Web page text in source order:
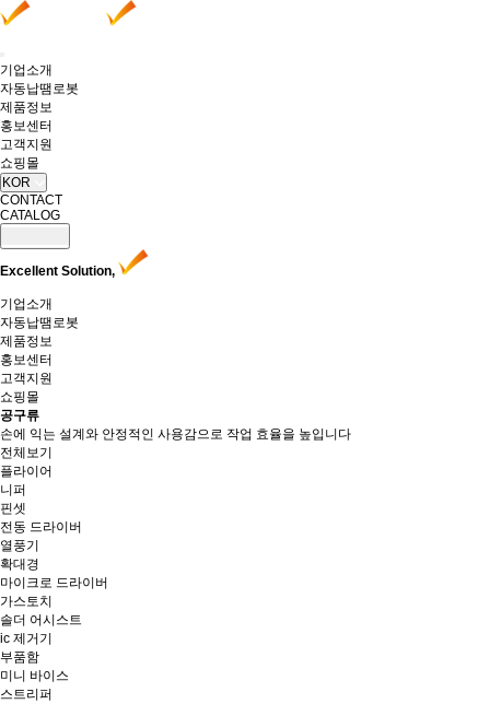
기업소개
자동납땜로봇
제품정보
홍보센터
고객지원
쇼핑몰
KOR
CONTACT
CATALOG
Excellent Solution,
기업소개
자동납땜로봇
제품정보
홍보센터
고객지원
쇼핑몰
공구류
손에 익는 설계와 안정적인 사용감으로 작업 효율을 높입니다
전체보기
플라이어
니퍼
핀셋
전동 드라이버
열풍기
확대경
마이크로 드라이버
가스토치
솔더 어시스트
ic 제거기
부품함
미니 바이스
스트리퍼